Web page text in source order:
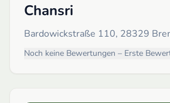
Chansri
Bardowickstraße 110, 28329
Noch keine Bewertungen – Erste